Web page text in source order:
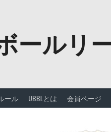
ールリ
ール UBBLとは 会員ページ